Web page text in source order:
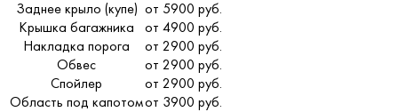
Заднее крыло (купе) от 5900 руб.
Крышка багажника
от 4900 руб.
Накладка порога
от 2900 руб.
Обвес
от 2900 руб.
Спойлер
от 2900 руб.
Область под капотомот 3900 руб.